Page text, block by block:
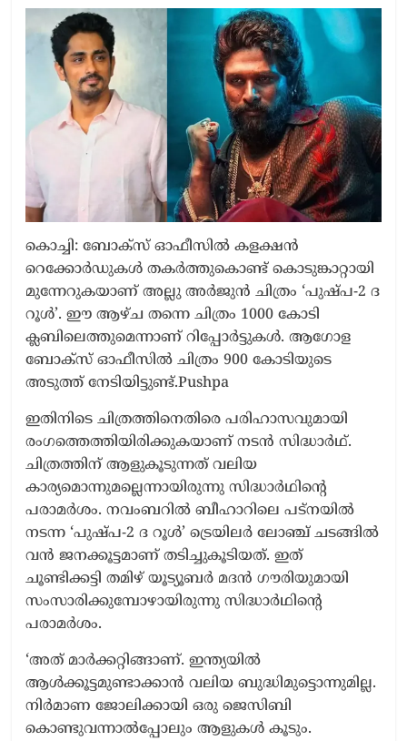
കൊച്ചി: ബോക്‌സ് ഓഫീസില്‍ കളക്ഷന്‍
റെക്കോര്‍ഡുകള്‍ തകർത്തുകൊണ്ട് കൊടുങ്കാറ്റായി
മുന്നേറുകയാണ് അല്ലു അർജുൻ ചിത്രം ‘പുഷ്പ-2 ദ
റൂൾ’. ഈ ആഴ്ച തന്നെ ചിത്രം 1000 കോടി
ക്ലബിലെത്തുമെന്നാണ് റിപ്പോർട്ടുകൾ. ആ​ഗോള
ബോക്സ് ഓഫീസിൽ ചിത്രം 900 കോടിയുടെ
അടുത്ത് നേടിയിട്ടുണ്ട്.Pushpa
ഇതിനിടെ ചിത്രത്തിനെതിരെ പരിഹാസവുമായി
രംഗത്തെത്തിയിരിക്കുകയാണ് നടന്‍ സിദ്ധാര്‍ഥ്.
ചിത്രത്തിന് ആളുകൂടുന്നത് വലിയ
കാര്യമൊന്നുമല്ലെന്നായിരുന്നു സിദ്ധാര്‍ഥിന്റെ
പരാമര്‍ശം. നവംബറിൽ ബീഹാറിലെ പട്‌നയിൽ
നടന്ന ‘പുഷ്പ-2 ദ റൂൾ’ ട്രെയിലർ ലോഞ്ച് ചടങ്ങിൽ
വൻ ജനക്കൂട്ടമാണ് തടിച്ചുകൂടിയത്. ഇത്
ചൂണ്ടിക്കട്ടി തമിഴ് യൂട്യൂബർ മദന്‍ ഗൗരിയുമായി
സംസാരിക്കുമ്പോഴായിരുന്നു സിദ്ധാർഥിന്റെ
പരാമർശം.
‘അത് മാര്‍ക്കറ്റിങ്ങാണ്. ഇന്ത്യയില്‍
ആള്‍ക്കൂട്ടമുണ്ടാക്കാന്‍ വലിയ ബുദ്ധിമുട്ടൊന്നുമില്ല.
നിര്‍മാണ ജോലിക്കായി ഒരു ജെസിബി
കൊണ്ടുവന്നാല്‍പ്പോലും ആളുകൾ കൂടും.